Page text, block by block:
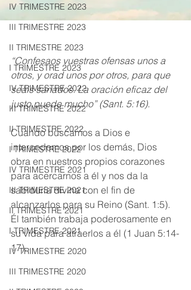
IV TRIMESTRE 2023
III TRIMESTRE 2023
II TRIMESTRE 2023
I TRIMESTRE 2023
IV TRIMESTRE 2022
III TRIMESTRE 2022
II TRIMESTRE 2022
I TRIMESTRE 2022
IV TRIMESTRE 2021
III TRIMESTRE 2021
II TRIMESTRE 2021
I TRIMESTRE 2021
IV TRIMESTRE 2020
III TRIMESTRE 2020
“Confesaos vuestras ofensas unos a
otros, y orad unos por otros, para que
seáis sanados. La oración eficaz del
justo puede mucho” (Sant. 5:16).
Cuando buscamos a Dios e
intercedemos por los demás, Dios
obra en nuestros propios corazones
para acercarnos a él y nos da la
sabiduría divina con el fin de
alcanzarlos para su Reino (Sant. 1:5).
Él también trabaja poderosamente en
su vida para atraerlos a él (1 Juan 5:14-
17).